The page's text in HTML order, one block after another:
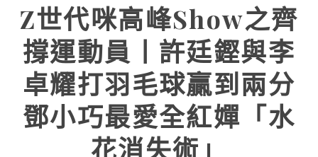
Z世代咪高峰Show之齊
撐運動員丨許廷鏗與李
卓耀打羽毛球贏到兩分
鄧小巧最愛全紅嬋「水
花消失術」